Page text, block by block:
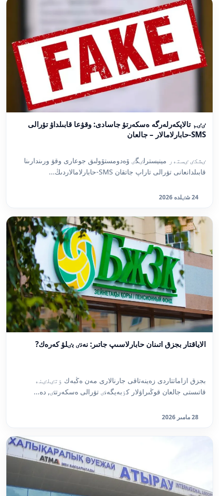
ٸٸم تالاپكەرلەرگە ەسكەرتۋ جاسادى: وقۋعا قابىلداۋ تۋرالى
SMS-حابارلامالار – جالعان
ٸشكٸ ٸستەر مينيسترلٸگٸ ۆەدومستۆولىق جوعارى وقۋ ورىندارىنا
قابىلدانعانى تۋرالى تاراپ جاتقان SMS-حابارلامالاردىڭ...
24 شٸلدە 2026
الاياقتار بجزق اتىنان حابارلاسىپ جاتىر: نەنٸ بٸلۋ كەرەك?
بجزق ازاماتتاردى زەينەتاقى جارنالارى مەن ەڭبەك ٶتٸلٸنە
قاتىستى جالعان قوڭىراۋلار كٶبەيگەنٸ تۋرالى ەسكەرتتٸ, دە...
28 مامىر 2026